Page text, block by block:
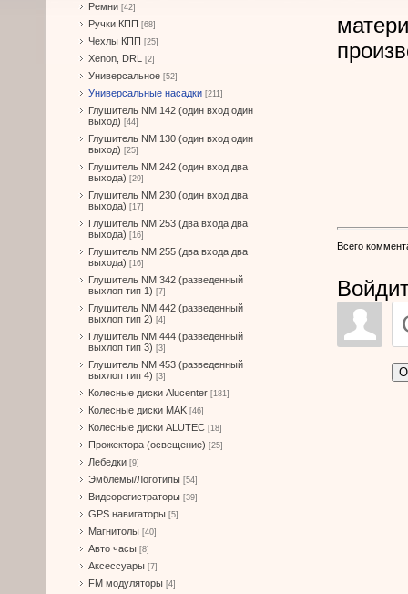
Ремни [42]
Ручки КПП [68]
Чехлы КПП [25]
Xenon, DRL [2]
Универсальное [52]
Универсальные насадки [211]
Глушитель NM 142 (один вход один
выход) [44]
Глушитель NM 130 (один вход один
выход) [25]
Глушитель NM 242 (один вход два
выхода) [29]
Глушитель NM 230 (один вход два
выхода) [17]
Глушитель NM 253 (два входа два
выхода) [16]
Глушитель NM 255 (два входа два
выхода) [16]
Глушитель NM 342 (разведенный
выхлоп тип 1) [7]
Глушитель NM 442 (разведенный
выхлоп тип 2) [4]
Глушитель NM 444 (разведенный
выхлоп тип 3) [3]
Глушитель NM 453 (разведенный
выхлоп тип 4) [3]
Колесные диски Alucenter [181]
Колесные диски MAK [46]
Колесные диски ALUTEC [18]
Прожектора (освещение) [25]
Лебедки [9]
Эмблемы/Логотипы [54]
Видеорегистраторы [39]
GPS навигаторы [5]
Магнитолы [40]
Авто часы [8]
Аксессуары [7]
FM модуляторы [4]
Всего